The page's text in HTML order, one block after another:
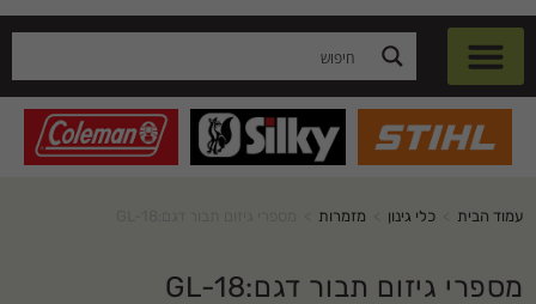
עמוד הבית כלי גינון מזמרות
מספרי גיזום תבור דגם:GL-18